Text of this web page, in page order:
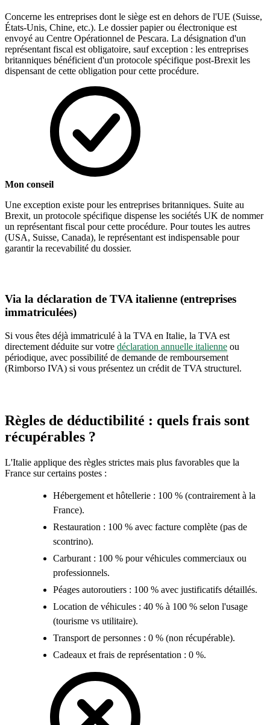
Concerne les entreprises dont le siège est en dehors de l'UE (Suisse,
États-Unis, Chine, etc.). Le dossier papier ou électronique est
envoyé au Centre Opérationnel de Pescara. La désignation d'un
représentant fiscal est obligatoire, sauf exception : les entreprises
britanniques bénéficient d'un protocole spécifique post-Brexit les
dispensant de cette obligation pour cette procédure.
Mon conseil
Une exception existe pour les entreprises britanniques. Suite au
Brexit, un protocole spécifique dispense les sociétés UK de nommer
un représentant fiscal pour cette procédure. Pour toutes les autres
(USA, Suisse, Canada), le représentant est indispensable pour
garantir la recevabilité du dossier.
Via la déclaration de TVA italienne (entreprises
immatriculées)
Si vous êtes déjà immatriculé à la TVA en Italie, la TVA est
directement déduite sur votre déclaration annuelle italienne ou
périodique, avec possibilité de demande de remboursement
(Rimborso IVA) si vous présentez un crédit de TVA structurel.
Règles de déductibilité : quels frais sont
récupérables ?
L'Italie applique des règles strictes mais plus favorables que la
France sur certains postes :
Hébergement et hôtellerie : 100 % (contrairement à la
France).
Restauration : 100 % avec facture complète (pas de
scontrino).
Carburant : 100 % pour véhicules commerciaux ou
professionnels.
Péages autoroutiers : 100 % avec justificatifs détaillés.
Location de véhicules : 40 % à 100 % selon l'usage
(tourisme vs utilitaire).
Transport de personnes : 0 % (non récupérable).
Cadeaux et frais de représentation : 0 %.